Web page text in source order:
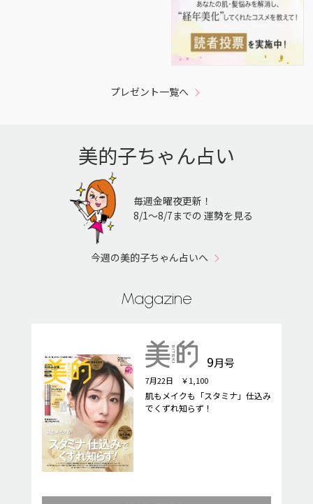
プレゼント一覧へ
美的子ちゃん占い
毎週金曜夜更新！
8/1〜8/7までの 運勢を見る
今週の美的子ちゃん占いへ
Magazine
9月号
7月22日 ￥1,100
肌もメイクも「スタミナ」仕込み
でくずれ知らず！